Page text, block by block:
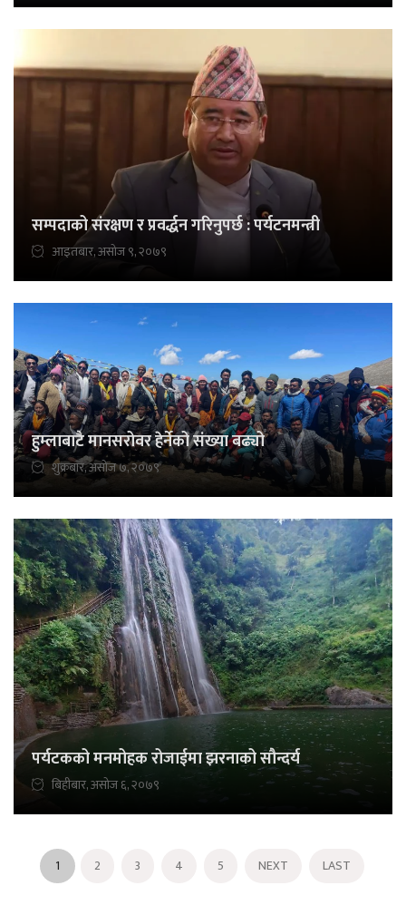
सम्पदाको संरक्षण र प्रवर्द्धन गरिनुपर्छ : पर्यटनमन्त्री
आइतबार, असोज ९, २०७९
हुम्लाबाटै मानसरोवर हेर्नेको संख्या बढ्यो
शुक्रबार, असोज ७, २०७९
पर्यटकको मनमोहक रोजाईमा झरनाको सौन्दर्य
बिहीबार, असोज ६, २०७९
1 2 3 4 5 NEXT LAST